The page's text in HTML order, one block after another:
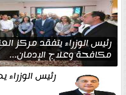
رئيس الوزراء يتفقد مركز
مكافحة وعلاج الإدمان...
رئيس الوزراء يصدر 7